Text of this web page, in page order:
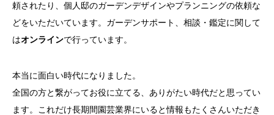
頼されたり、個人邸のガーデンデザインやプランニングの依頼な
どをいただいています。ガーデンサポート、相談・鑑定に関して
はオンラインで行っています。
本当に面白い時代になりました。
全国の方と繋がってお役に立てる、ありがたい時代だと思ってい
ます。これだけ長期間園芸業界にいると情報もたくさんいただき